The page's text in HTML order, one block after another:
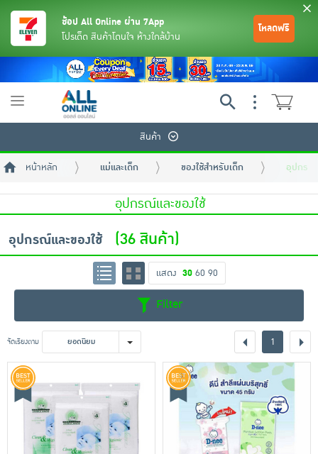
เครื่องปรุงรสและของแห้ง
ขนมขบเคี้ยว และช็อคโกแลต
อาหารสด ผัก ผลไม้และเบเกอรี่
ช้อป All Online ผ่าน 7App
โปรเด็ด สินค้าโดนใจ ห้างใกล้บ้าน
โหลดฟรี
Toggle
สินค้า
หน้าหลัก แม่และเด็ก ของใช้สำหรับเด็ก อุปกรณ์
อุปกรณ์และของใช้
อุปกรณ์และของใช้
(36 สินค้า)
แสดง 30 60 90
Filter
จัดเรียงตาม ยอดนิยม 1